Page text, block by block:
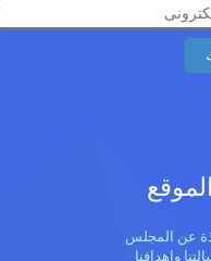
عن المجلس
واهدافنا